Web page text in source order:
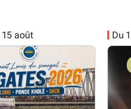
15 août Du